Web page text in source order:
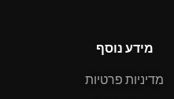
מידע נוסף
מדיניות פרטיות